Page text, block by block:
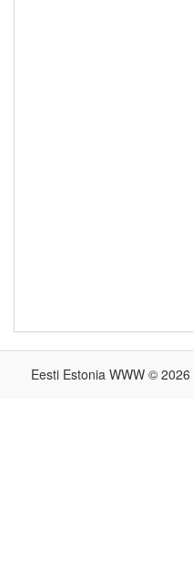
Eesti Estonia WWW © 2026